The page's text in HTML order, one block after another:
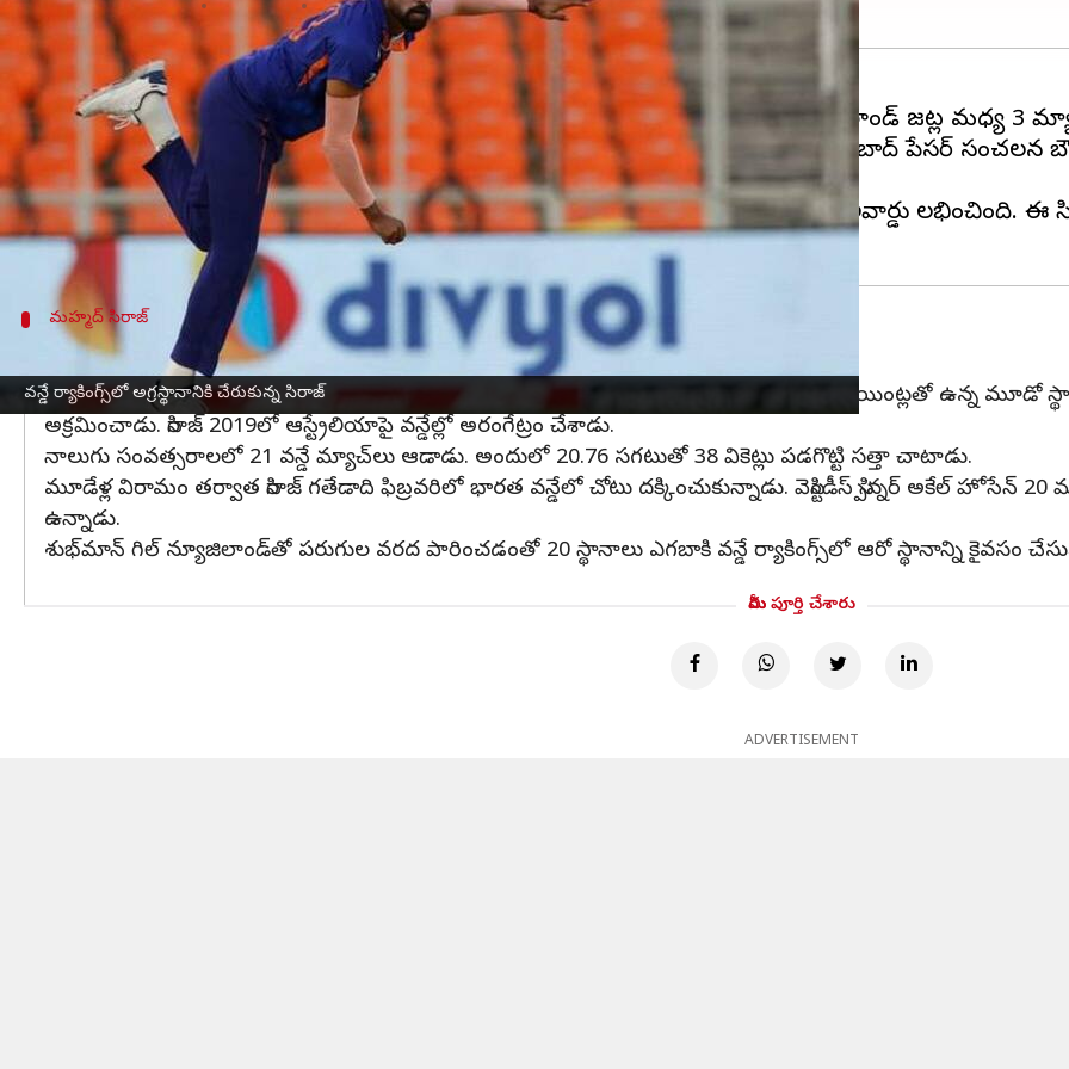
వన్డే ర్యాకింగ్స్‌లో అగ్రస్థానానికి చేరుకున్న సిరాజ్
వ్రాసిన వారు Jayachandra Akuri Jan 25, 2023 05:47 pm
ఈ వార్తాకథనం ఏంటి
మహ్మద్ సిరాజ్ వరల్డ్ నంబర్ వన్ బౌలర్‌గా సంచలన రికార్డును సృష్టించాడు. భారత్-న్యూజిలాండ్ జట్ల మధ్య 3
ర్యాకింగ్స్ ను విడుదల చేసింది. ఇందులో మహ్మద్ సిరాజ్ టాప్ స్థానంలో ఉన్నాడు. ఈ హైదరాబాద్ పేసర్ సంచలన
విషయం తెలిసిందే.
న్యూజిలాండ్‌తో ఇటీవల ముగిసిన వన్డే సిరీస్‌లో అద్భుత ప్రదర్శన చేసినందుకు అతనికి ఈ అవార్డు లభించింది. ఈ
మహ్మద్ సిరాజ్
సిరాజ్ సాధించిన రికార్డులివే
సిరాజ్ 729 రేటింగ్ పాయింట్లతో అగ్రస్థానానికి చేరుకున్నాడు. న్యూజిలాండ్ తో సిరీస్ కు ముందు 685 పాయింట్లతో ఉన్న మూడో
అక్రమించాడు. సిరాజ్ 2019లో ఆస్ట్రేలియాపై వన్డేల్లో అరంగేట్రం చేశాడు.
నాలుగు సంవత్సరాలలో 21 వన్డే మ్యాచ్‌లు ఆడాడు. అందులో 20.76 సగటుతో 38 వికెట్లు పడగొట్టి సత్తా చాటాడు.
మూడేళ్ల విరామం తర్వాత సిరాజ్ గతేడాది ఫిబ్రవరిలో భారత వన్డేలో చోటు దక్కించుకున్నాడు. వెస్టిండీస్ స్పిన్నర్ అకేల్ హోసేన్
ఉన్నాడు.
శుభ్‌మాన్ గిల్ న్యూజిలాండ్‌తో పరుగుల వరద పారించడంతో 20 స్థానాలు ఎగబాకి వన్డే ర్యాకింగ్స్‌లో ఆరో స్థానాన్ని కైవసం
మీరు పూర్తి చేశారు
ADVERTISEMENT